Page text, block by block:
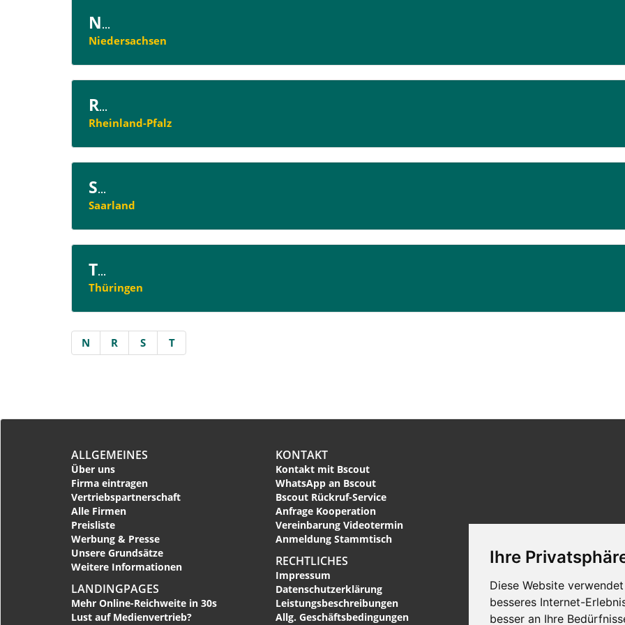
Ihre
Diese Website
besseres Internet-
besser an Ihre
N...
Niedersachsen
R...
Rheinland-Pfalz
S...
Saarland
T...
Thüringen
N R S T
ALLGEMEINES
Über uns
Firma eintragen
Vertriebspartnerschaft
Alle Firmen
Preisliste
Werbung & Presse
Unsere Grundsätze
Weitere Informationen
LANDINGPAGES
Mehr Online-Reichweite in 30s
Lust auf Medienvertrieb?
KONTAKT
Kontakt mit Bscout
WhatsApp an Bscout
Bscout Rückruf-Service
Anfrage Kooperation
Vereinbarung Videotermin
Anmeldung Stammtisch
RECHTLICHES
Impressum
Datenschutzerklärung
Leistungsbeschreibungen
Allg. Geschäftsbedingungen